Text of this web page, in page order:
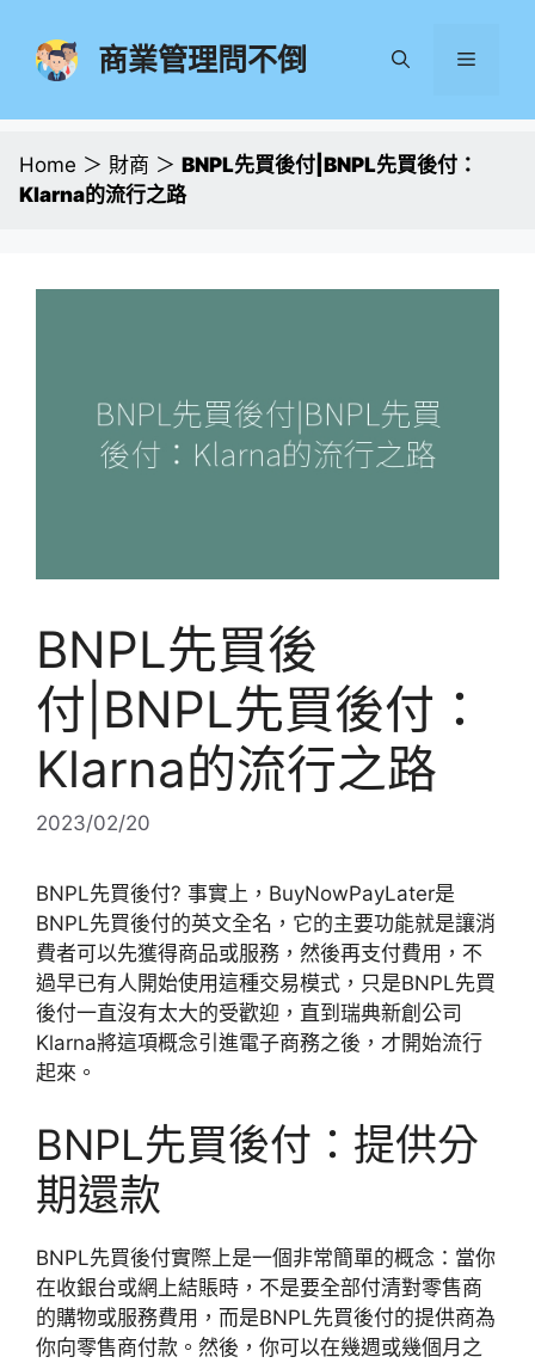
商業管理問不倒 選
Home ＞ 財商 ＞ BNPL先買後付|BNPL先買後付：
Klarna的流行之路
BNPL先買後
付|BNPL先買後付：
Klarna的流行之路
2023/02/20
BNPL先買後付? 事實上，BuyNowPayLater是
BNPL先買後付的英文全名，它的主要功能就是讓消
費者可以先獲得商品或服務，然後再支付費用，不
過早已有人開始使用這種交易模式，只是BNPL先買
後付一直沒有太大的受歡迎，直到瑞典新創公司
Klarna將這項概念引進電子商務之後，才開始流行
起來。
BNPL先買後付：提供分
期還款
BNPL先買後付實際上是一個非常簡單的概念：當你
在收銀台或網上結賬時，不是要全部付清對零售商
的購物或服務費用，而是BNPL先買後付的提供商為
你向零售商付款。然後，你可以在幾週或幾個月之